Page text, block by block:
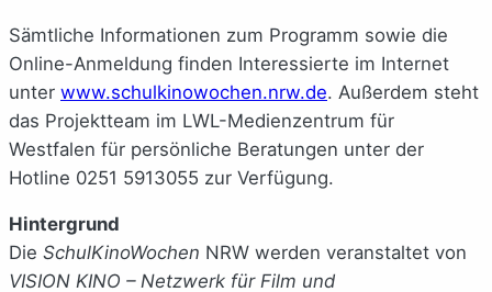
Sämtliche Informationen zum Programm sowie die
Online-Anmeldung finden Interessierte im Internet
unter www.schulkinowochen.nrw.de. Außerdem steht
das Projektteam im LWL-Medienzentrum für
Westfalen für persönliche Beratungen unter der
Hotline 0251 5913055 zur Verfügung.
Hintergrund
Die SchulKinoWochen NRW werden veranstaltet von
VISION KINO – Netzwerk für Film und